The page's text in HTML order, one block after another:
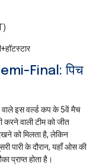
Final: पिच
वाले इस वर्ल्ड कप के 5वें मैच
वाली टीम को जीत
को मिलता है, लेकिन
पारी के दौरान, यहाँ ओस की
प्राप्त होता है।